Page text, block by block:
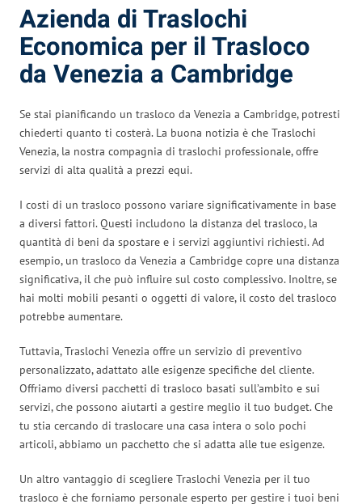
Azienda di Traslochi
Economica per il Trasloco
da Venezia a Cambridge
Se stai pianificando un trasloco da Venezia a Cambridge, potresti
chiederti quanto ti costerà. La buona notizia è che Traslochi
Venezia, la nostra compagnia di traslochi professionale, offre
servizi di alta qualità a prezzi equi.
I costi di un trasloco possono variare significativamente in base
a diversi fattori. Questi includono la distanza del trasloco, la
quantità di beni da spostare e i servizi aggiuntivi richiesti. Ad
esempio, un trasloco da Venezia a Cambridge copre una distanza
significativa, il che può influire sul costo complessivo. Inoltre, se
hai molti mobili pesanti o oggetti di valore, il costo del trasloco
potrebbe aumentare.
Tuttavia, Traslochi Venezia offre un servizio di preventivo
personalizzato, adattato alle esigenze specifiche del cliente.
Offriamo diversi pacchetti di trasloco basati sull’ambito e sui
servizi, che possono aiutarti a gestire meglio il tuo budget. Che
tu stia cercando di traslocare una casa intera o solo pochi
articoli, abbiamo un pacchetto che si adatta alle tue esigenze.
Un altro vantaggio di scegliere Traslochi Venezia per il tuo
trasloco è che forniamo personale esperto per gestire i tuoi beni